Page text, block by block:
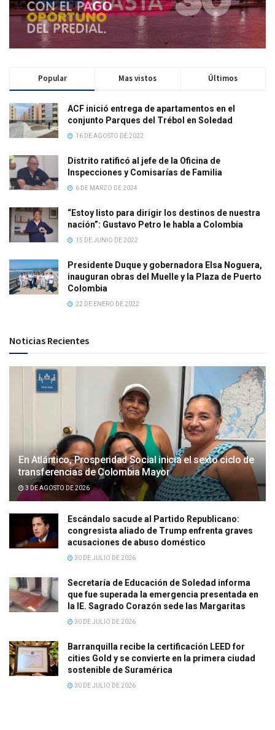
Popular Mas vistos Últimos
ACF inició entrega de apartamentos en el
conjunto Parques del Trébol en Soledad
16 DE AGOSTO DE 2022
Distrito ratificó al jefe de la Oficina de
Inspecciones y Comisarías de Familia
6 DE MARZO DE 2024
“Estoy listo para dirigir los destinos de nuestra
nación”: Gustavo Petro le habla a Colombia
15 DE JUNIO DE 2022
Presidente Duque y gobernadora Elsa Noguera,
inauguran obras del Muelle y la Plaza de Puerto
Colombia
22 DE ENERO DE 2022
Noticias Recientes
En Atlántico, Prosperidad Social inicia el sexto ciclo de
transferencias de Colombia Mayor
3 DE AGOSTO DE 2026
Escándalo sacude al Partido Republicano:
congresista aliado de Trump enfrenta graves
acusaciones de abuso doméstico
30 DE JULIO DE 2026
Secretaría de Educación de Soledad informa
que fue superada la emergencia presentada en
la IE. Sagrado Corazón sede las Margaritas
30 DE JULIO DE 2026
Barranquilla recibe la certificación LEED for
cities Gold y se convierte en la primera ciudad
sostenible de Suramérica
30 DE JULIO DE 2026